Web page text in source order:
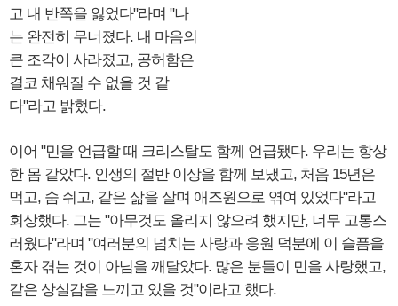
고 내 반쪽을 잃었다"라며 "나
는 완전히 무너졌다. 내 마음의
큰 조각이 사라졌고, 공허함은
결코 채워질 수 없을 것 같
다"라고 밝혔다.
이어 "민을 언급할 때 크리스탈도 함께 언급됐다. 우리는 항상
한 몸 같았다. 인생의 절반 이상을 함께 보냈고, 처음 15년은
먹고, 숨 쉬고, 같은 삶을 살며 애즈원으로 엮여 있었다"라고
회상했다. 그는 "아무것도 올리지 않으려 했지만, 너무 고통스
러웠다"라며 "여러분의 넘치는 사랑과 응원 덕분에 이 슬픔을
혼자 겪는 것이 아님을 깨달았다. 많은 분들이 민을 사랑했고,
같은 상실감을 느끼고 있을 것"이라고 했다.